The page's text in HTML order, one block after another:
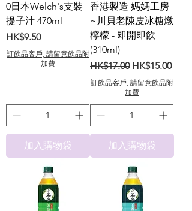
0日本Welch's支裝
提子汁 470ml
價格
HK$9.50
訂飲品客戶, 請留意飲品附
加費
加入購物袋
香港製造 媽媽工房
~川貝老陳皮冰糖燉
檸檬 - 即開即飲
(310ml)
一般價格
HK$17.00 促銷價格
HK$15.00
訂飲品客戶, 請留意飲品附
加費
加入購物袋